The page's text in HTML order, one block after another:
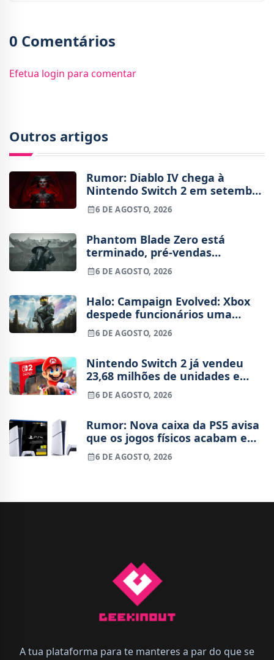
0 Comentários
Efetua login para comentar
Outros artigos
Rumor: Diablo IV chega à
Nintendo Switch 2 em setembro
e vai custar o preço de um jogo
novo
6 DE AGOSTO, 2026
Phantom Blade Zero está
terminado, pré-vendas
começam na próxima semana
6 DE AGOSTO, 2026
Halo: Campaign Evolved: Xbox
despede funcionários uma
semana após o lançamento
6 DE AGOSTO, 2026
Nintendo Switch 2 já vendeu
23,68 milhões de unidades e
está 4 milhões à frente da
Switch original no mesmo
6 DE AGOSTO, 2026
Rumor: Nova caixa da PS5 avisa
que os jogos físicos acabam em
2028
6 DE AGOSTO, 2026
A tua plataforma para te manteres a par do que se